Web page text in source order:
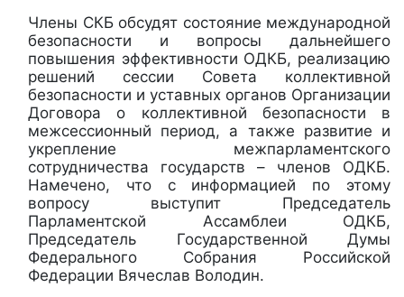
Члены СКБ обсудят состояние международной
безопасности и вопросы дальнейшего
повышения эффективности ОДКБ, реализацию
решений сессии Совета коллективной
безопасности и уставных органов Организации
Договора о коллективной безопасности в
межсессионный период, а также развитие и
укрепление межпарламентского
сотрудничества государств – членов ОДКБ.
Намечено, что с информацией по этому
вопросу выступит Председатель
Парламентской Ассамблеи ОДКБ,
Председатель Государственной Думы
Федерального Собрания Российской
Федерации Вячеслав Володин.